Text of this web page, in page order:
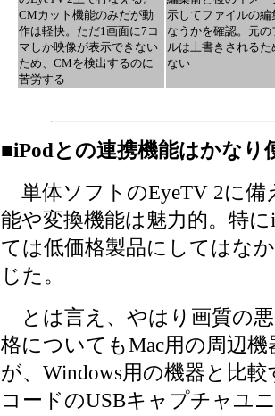
CMカット機能のみだが動
作は軽快。ただ1画面に7コ
マしか映像が表示できない
ため、CMを検出するのに
苦労する
示してファイルの編
なうかを確認。元の
ルは上書きされるた
ない
■iPodとの連携機能はかなり
単体ソフトのEyeTV 2に備
能や変換機能は魅力的。特
ては低価格製品にしてはな
じた。
とは言え、やはり画質の
格についてもMac用の周辺
が、Windows用の機器と比
コードのUSBキャプチャユ